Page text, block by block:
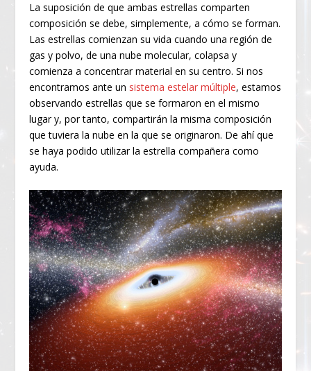
La suposición de que ambas estrellas comparten
composición se debe, simplemente, a cómo se forman.
Las estrellas comienzan su vida cuando una región de
gas y polvo, de una nube molecular, colapsa y
comienza a concentrar material en su centro. Si nos
encontramos ante un sistema estelar múltiple, estamos
observando estrellas que se formaron en el mismo
lugar y, por tanto, compartirán la misma composición
que tuviera la nube en la que se originaron. De ahí que
se haya podido utilizar la estrella compañera como
ayuda.